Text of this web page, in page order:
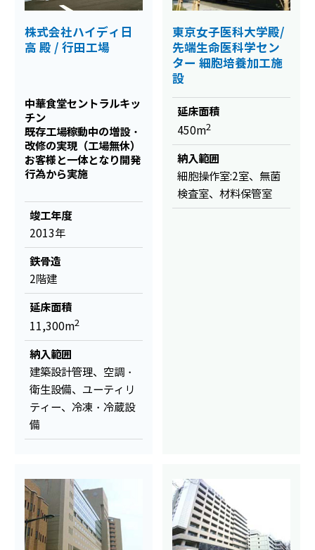
株式会社ハイディ日
高 殿 / 行田工場
中華食堂セントラルキッ
チン
既存工場稼動中の増設・
改修の実現（工場無休）
お客様と一体となり開発
行為から実施
竣工年度
2013年
鉄骨造
2階建
延床面積
11,300m2
納入範囲
建築設計管理、空調・
衛生設備、ユーティリ
ティー、冷凍・冷蔵設
備
東京女子医科大学殿/
先端生命医科学セン
ター 細胞培養加工施
設
延床面積
450m2
納入範囲
細胞操作室:2室、無菌
検査室、材料保管室